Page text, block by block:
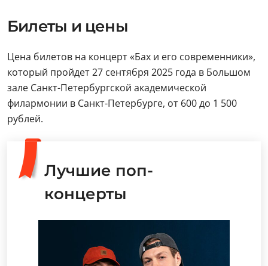
Билеты и цены
Цена билетов на концерт «Бах и его современники»,
который пройдет 27 сентября 2025 года в Большом
зале Санкт-Петербургской академической
филармонии в Санкт-Петербурге, от 600 до 1 500
рублей.
Лучшие поп-
концерты